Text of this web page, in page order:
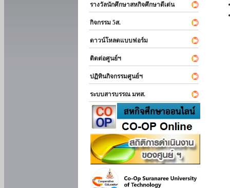
รางวัลนักศึกษาสหกิจศึกษาดีเด่น
กิจกรรม 5ส.
ดาวน์โหลดแบบฟอร์ม
ติดต่อศูนย์ฯ
ปฏิทินกิจกรรมศูนย์ฯ
ระบบสารบรรณ มทส.